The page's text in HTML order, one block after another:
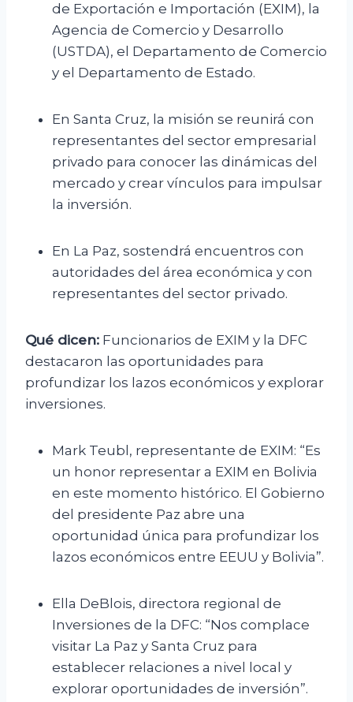
de Exportación e Importación (EXIM), la
Agencia de Comercio y Desarrollo
(USTDA), el Departamento de Comercio
y el Departamento de Estado.
En Santa Cruz, la misión se reunirá con
representantes del sector empresarial
privado para conocer las dinámicas del
mercado y crear vínculos para impulsar
la inversión.
En La Paz, sostendrá encuentros con
autoridades del área económica y con
representantes del sector privado.
Qué dicen: Funcionarios de EXIM y la DFC
destacaron las oportunidades para
profundizar los lazos económicos y explorar
inversiones.
Mark Teubl, representante de EXIM: “Es
un honor representar a EXIM en Bolivia
en este momento histórico. El Gobierno
del presidente Paz abre una
oportunidad única para profundizar los
lazos económicos entre EEUU y Bolivia”.
Ella DeBlois, directora regional de
Inversiones de la DFC: “Nos complace
visitar La Paz y Santa Cruz para
establecer relaciones a nivel local y
explorar oportunidades de inversión”.